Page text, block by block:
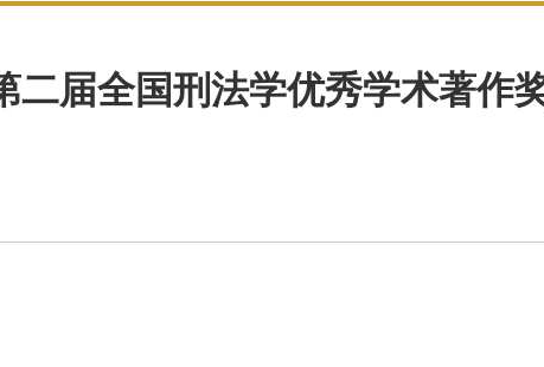
二届全国刑法学优秀学术著作